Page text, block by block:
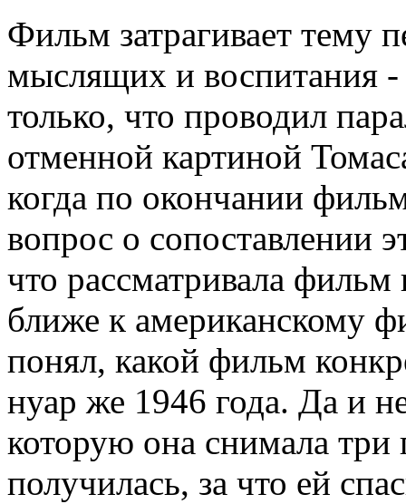
Фильм затрагивает тему
мыслящих и воспитания
только, что проводил
отменной картиной
когда по окончании
вопрос о сопоставлении
что рассматривала
ближе к американскому
понял, какой фильм
нуар же 1946 года. Да и
которую она снимала три
получилась, за что ей